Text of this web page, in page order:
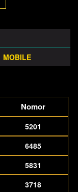
MOBILE
Nomor
5201
6485
5831
3718